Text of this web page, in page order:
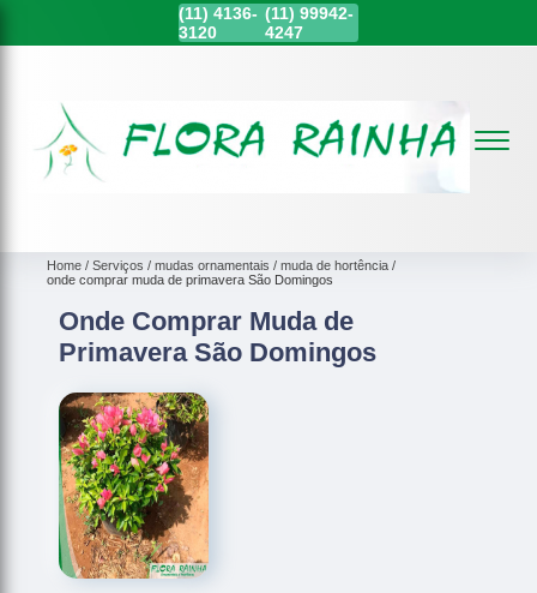
(11) 4136-
3120
(11)99942-
4247
Home Serviços mudas ornamentais
muda de hortência
onde comprar muda de primavera São Domingos
Onde Comprar Muda de
Primavera São Domingos